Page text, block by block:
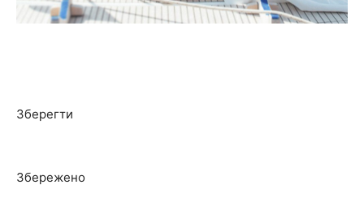
Зберегти
Збережено